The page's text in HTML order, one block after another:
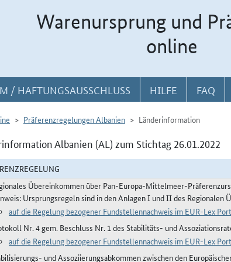
Warenursprung und
online
/ HAFTUNGSAUSSCHLUSS HILFE FAQ
Präferenzregelungen Albanien Länderinformation
Albanien (AL) zum Stichtag 26.01.2022
Übereinkommen über Pan-Europa-Mittelmeer-
Ursprungsregeln sind in den Anlagen I und II des
auf die Regelung bezogener Fundstellennachweis im EUR-Lex
Nr. 4 gem. Beschluss Nr. 1 des Stabilitäts- und
auf die Regelung bezogener Fundstellennachweis im EUR-Lex
und Assoziierungsabkommen zwischen den